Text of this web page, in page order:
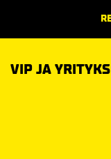
VIP JA